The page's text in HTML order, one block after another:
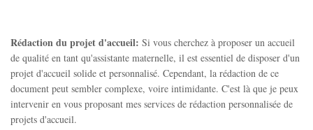
Rédaction du projet d'accueil: Si vous cherchez à proposer un accueil
de qualité en tant qu'assistante maternelle, il est essentiel de disposer d'un
projet d'accueil solide et personnalisé. Cependant, la rédaction de ce
document peut sembler complexe, voire intimidante. C'est là que je peux
intervenir en vous proposant mes services de rédaction personnalisée de
projets d'accueil.